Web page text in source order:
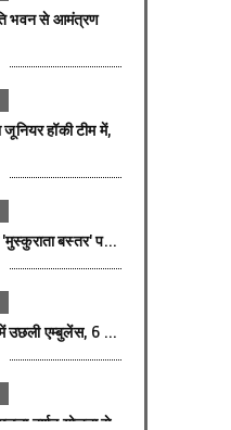
भवन से आमंत्रण
जूनियर हॉकी टीम में,
बस्तर' प...
उछली एम्बुलेंस, 6 ...
दर्शन योजना से